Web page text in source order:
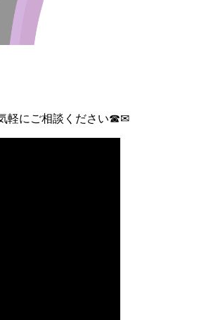
軽にご相談ください☎✉